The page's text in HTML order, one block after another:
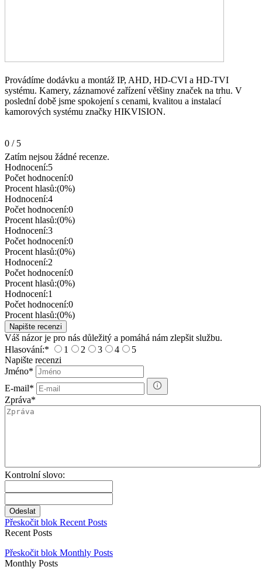
Provádíme dodávku a montáž IP, AHD, HD-CVI a HD-TVI
systému. Kamery, záznamové zařízení většiny značek na trhu. V
poslední době jsme spokojení s cenami, kvalitou a instalací
kamorových systému značky HIKVISION.
0 / 5
Zatím nejsou žádné recenze.
Hodnocení:5
Počet hodnocení:0
Procent hlasů:(0%)
Hodnocení:4
Počet hodnocení:0
Procent hlasů:(0%)
Hodnocení:3
Počet hodnocení:0
Procent hlasů:(0%)
Hodnocení:2
Počet hodnocení:0
Procent hlasů:(0%)
Hodnocení:1
Počet hodnocení:0
Procent hlasů:(0%)
Váš názor je pro nás důležitý a pomáhá nám zlepšit službu.
Hlasování:* 1 2 3 4
5
Napište recenzi
Jméno*
E-mail*
Zpráva*
Kontrolní slovo:
Přeskočit blok Recent Posts
Recent Posts
Přeskočit blok Monthly Posts
Monthly Posts